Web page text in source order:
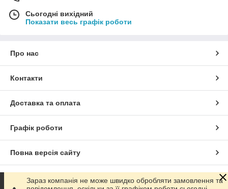
Сьогодні вихідний
Показати весь графік роботи
Про нас
Контакти
Доставка та оплата
Графік роботи
Повна версія сайту
Сайт створено на маркетплейсі Prom.ua
Зараз компанія не може швидко обробляти замовлення та